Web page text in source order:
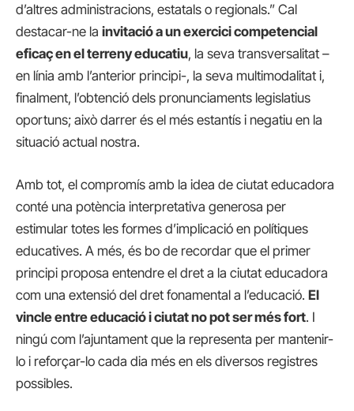
d’altres administracions, estatals o regionals.” Cal
destacar-ne la invitació a un exercici competencial
eficaç en el terreny educatiu, la seva transversalitat –
en línia amb l’anterior principi-, la seva multimodalitat i,
finalment, l’obtenció dels pronunciaments legislatius
oportuns; això darrer és el més estantís i negatiu en la
situació actual nostra.
Amb tot, el compromís amb la idea de ciutat educadora
conté una potència interpretativa generosa per
estimular totes les formes d’implicació en polítiques
educatives. A més, és bo de recordar que el primer
principi proposa entendre el dret a la ciutat educadora
com una extensió del dret fonamental a l’educació. El
vincle entre educació i ciutat no pot ser més fort. I
ningú com l’ajuntament que la representa per mantenir-
lo i reforçar-lo cada dia més en els diversos registres
possibles.